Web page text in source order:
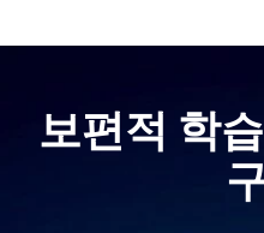
보편적 학